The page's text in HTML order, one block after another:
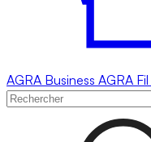
AGRA Business AGRA Fil